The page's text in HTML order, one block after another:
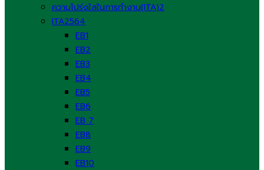
ความโปร่งใสในการทำงาน(ITA)2
ITA2564
EB1
EB2
EB3
EB4
EB5
EB6
EB 7
EB8
EB9
EB10